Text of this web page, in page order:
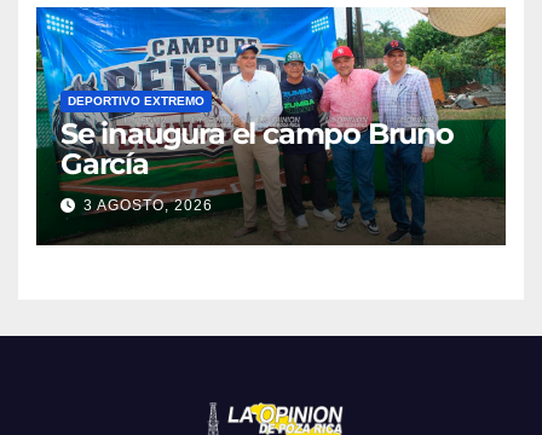
DEPORTIVO EXTREMO
Se inaugura el campo Bruno
García
3 AGOSTO, 2026